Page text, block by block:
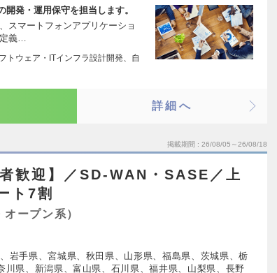
発・運用保守を担当します。
スマートフォンアプリケーショ
義…
トウェア・ITインフラ設計開発、自
詳細へ
掲載期間 26/08/05～26/08/18
歓迎】／SD-WAN・SASE／上
ト7割
ープン系）
岩手県、宮城県、秋田県、山形県、福島県、茨城県、栃
県、新潟県、富山県、石川県、福井県、山梨県、長野